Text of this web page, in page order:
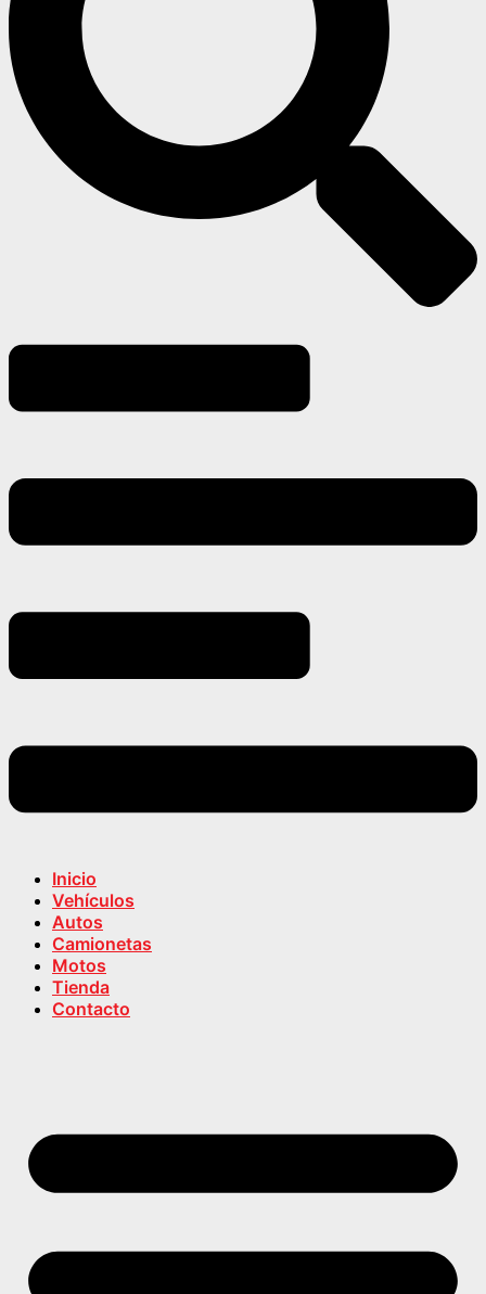
Inicio
Vehículos
Autos
Camionetas
Motos
Tienda
Contacto